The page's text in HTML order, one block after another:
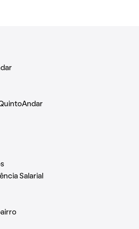
Salarial